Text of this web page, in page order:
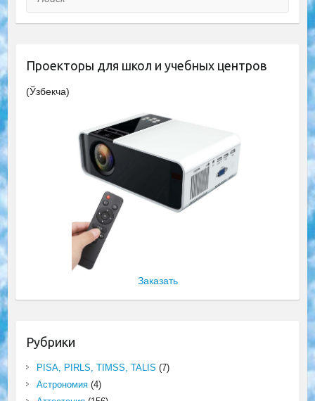
Проекторы для школ и учебных центров
(Ўзбекча)
Заказать
Рубрики
PISA, PIRLS, TIMSS, TALIS (7)
Астрономия(4)